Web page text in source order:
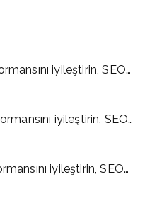
iyileştirin, SEO…
iyileştirin, SEO…
iyileştirin, SEO…